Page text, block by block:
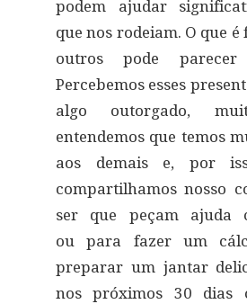
podem ajudar
que nos rodeiam. O que
outros pode
Percebemos esses
algo outorgado,
entendemos que temos
aos demais e, por
compartilhamos nosso
ser que peçam ajuda
ou para fazer um
preparar um jantar
nos próximos 30 dias